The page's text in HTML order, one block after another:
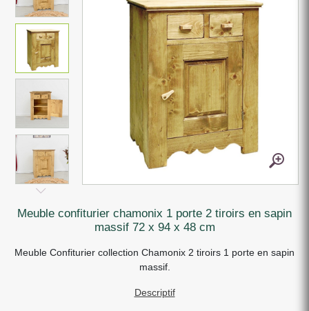
meuble confiturier chamonix 1 porte 2 tiroirs en sapin
massif 72 x 94 x 48 cm
Meuble Confiturier collection Chamonix 2 tiroirs 1 porte en sapin
massif.
Descriptif